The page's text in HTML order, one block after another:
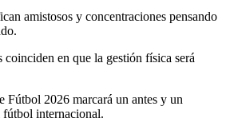
amistosos y concentraciones pensando
coinciden en que la gestión física será
Fútbol 2026 marcará un antes y un
fútbol internacional.